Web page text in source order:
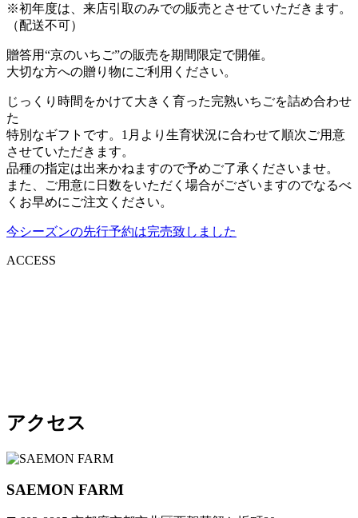
※初年度は、来店引取のみでの販売とさせていただきます。
（配送不可）
贈答用“京のいちご”の販売を期間限定で開催。
大切な方への贈り物にご利用ください。
じっくり時間をかけて大きく育った完熟いちごを詰め合わせ
た
特別なギフトです。1月より生育状況に合わせて順次ご用意
させていただきます。
品種の指定は出来かねますので予めご了承くださいませ。
また、ご用意に日数をいただく場合がございますのでなるべ
くお早めにご注文ください。
今シーズンの先行予約は完売致しました
ACCESS
アクセス
SAEMON FARM